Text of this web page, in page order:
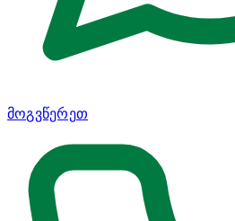
მოგვწერეთ